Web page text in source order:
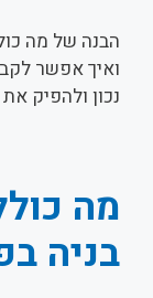
הבנה של מה
ואיך אפשר
נכון ולהפיק
מה
בניה